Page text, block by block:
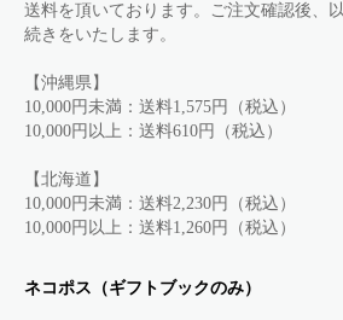
送料を頂いております。ご注文確認後、
続きをいたします。
【沖縄県】
10,000円未満：送料1,575円（税込）
10,000円以上：送料610円（税込）
【北海道】
10,000円未満：送料2,230円（税込）
10,000円以上：送料1,260円（税込）
ネコポス（ギフトブックのみ）